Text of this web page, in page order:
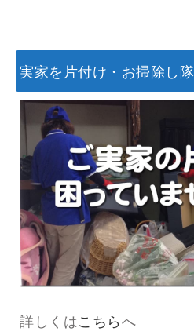
実家を片付け・お掃除し隊
詳しくはこちらへ